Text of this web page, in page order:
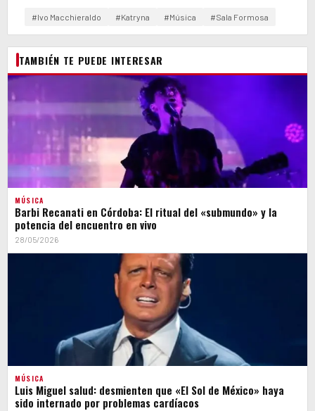
#Ivo Macchieraldo #Katryna #Música #Sala Formosa
TAMBIÉN TE PUEDE INTERESAR
MÚSICA
Barbi Recanati en Córdoba: El ritual del «submundo» y la
potencia del encuentro en vivo
28/05/2026
MÚSICA
Luis Miguel salud: desmienten que «El Sol de México» haya
sido internado por problemas cardíacos